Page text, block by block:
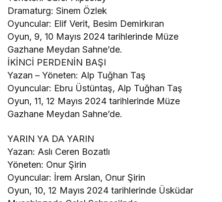
Dramaturg: Sinem Özlek
Oyuncular: Elif Verit, Besim Demirkıran
Oyun, 9, 10 Mayıs 2024 tarihlerinde Müze
Gazhane Meydan Sahne’de.
İKİNCİ PERDENİN BAŞI
Yazan – Yöneten: Alp Tuğhan Taş
Oyuncular: Ebru Üstüntaş, Alp Tuğhan Taş
Oyun, 11, 12 Mayıs 2024 tarihlerinde Müze
Gazhane Meydan Sahne’de.
YARIN YA DA YARIN
Yazan: Aslı Ceren Bozatlı
Yöneten: Onur Şirin
Oyuncular: İrem Arslan, Onur Şirin
Oyun, 10, 12 Mayıs 2024 tarihlerinde Üsküdar